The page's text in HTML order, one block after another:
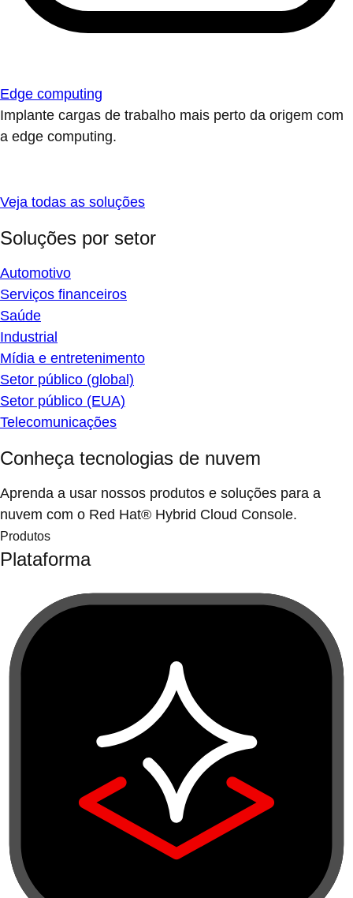
Edge computing
Implante cargas de trabalho mais perto da origem com
a edge computing.
Veja todas as soluções
Soluções por setor
Automotivo
Serviços financeiros
Saúde
Industrial
Mídia e entretenimento
Setor público (global)
Setor público (EUA)
Telecomunicações
Conheça tecnologias de nuvem
Aprenda a usar nossos produtos e soluções para a
nuvem com o Red Hat® Hybrid Cloud Console.
Produtos
Plataforma